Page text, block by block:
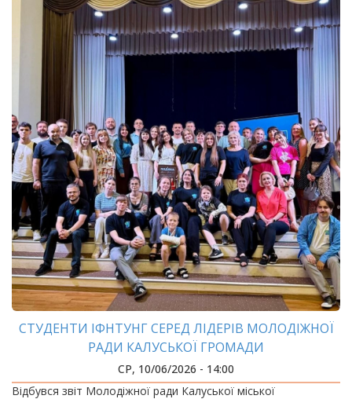
СТУДЕНТИ ІФНТУНГ СЕРЕД ЛІДЕРІВ МОЛОДІЖНОЇ
РАДИ КАЛУСЬКОЇ ГРОМАДИ
СР, 10/06/2026 - 14:00
Відбувся звіт Молодіжної ради Калуської міської